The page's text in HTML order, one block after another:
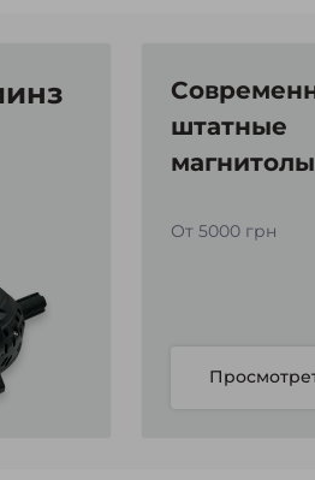
штатные
магнитолы
От 5000 грн